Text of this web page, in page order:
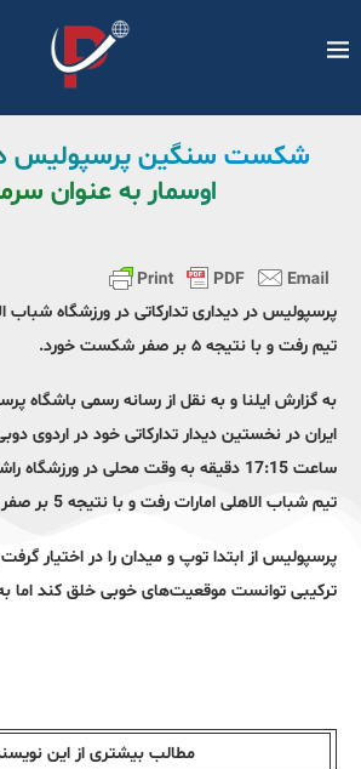
شکست سنگین پرسپولیس در
اوسمار به عنوان
پرسپولیس در دیداری تدارکاتی در ورزشگاه شباب
تیم رفت و با نتیجه ۵ بر صفر شکست خورد.
به گزارش ایلنا و به نقل از رسانه رسمی باشگاه
ایران در نخستین دیدار تدارکاتی خود در اردوی
ساعت 17:15 دقیقه به وقت محلی در
تیم شباب الاهلی امارات رفت و با نتیجه 5 بر صفر شکست خورد.
پرسپولیس از ابتدا توپ و میدان را در اختیار
ترکیبی توانست موقعیت‌های خوبی خلق کند اما
مطالب بیشتری از این